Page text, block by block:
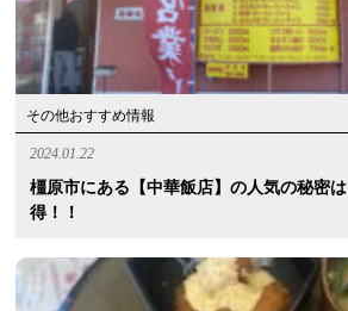
その他おすすめ情報
2024.01.22
橿原市にある【中華飯店】の人気の秘密
得！！